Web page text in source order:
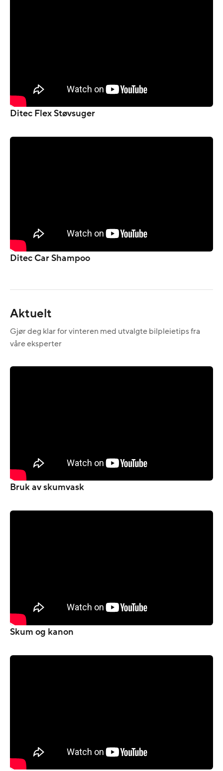
Ditec Flex Støvsuger
Ditec Car Shampoo
Aktuelt
Gjør deg klar for vinteren med utvalgte bilpleietips fra
våre eksperter
Bruk av skumvask
Skum og kanon